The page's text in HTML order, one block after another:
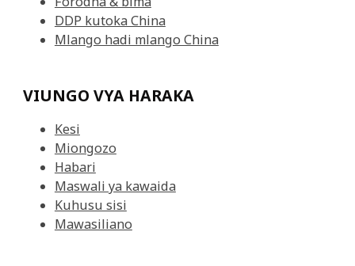
DDP kutoka China
Mlango hadi mlango China
VIUNGO VYA HARAKA
Kesi
Miongozo
Habari
Maswali ya kawaida
Kuhusu sisi
Mawasiliano